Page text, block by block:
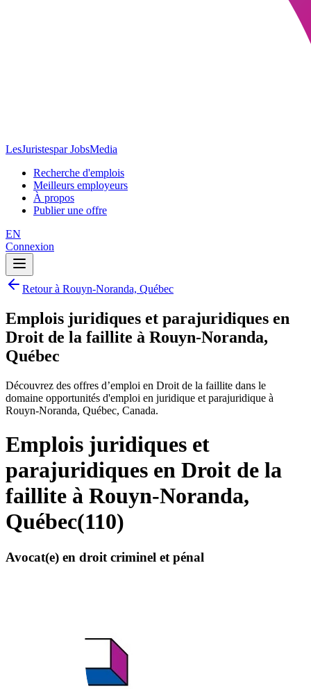
LesJuristespar JobsMedia
Recherche d'emplois
Meilleurs employeurs
À propos
Publier une offre
EN
Connexion
Retour à Rouyn-Noranda, Québec
Emplois juridiques et parajuridiques en
Droit de la faillite à Rouyn-Noranda,
Québec
Découvrez des offres d’emploi en Droit de la faillite dans le
domaine opportunités d'emploi en juridique et parajuridique à
Rouyn-Noranda, Québec, Canada.
Emplois juridiques et
parajuridiques en Droit de la
faillite à Rouyn-Noranda,
Québec(110)
Avocat(e) en droit criminel et pénal